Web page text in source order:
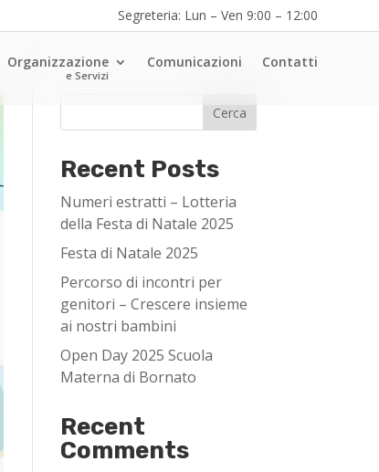
Segreteria: Lun – Ven 9:00 – 12:00
Organizzazione
e Servizi
Comunicazioni Contatti
Cerca
Recent Posts
Numeri estratti – Lotteria
della Festa di Natale 2025
Festa di Natale 2025
Percorso di incontri per
genitori – Crescere insieme
ai nostri bambini
Open Day 2025 Scuola
Materna di Bornato
Recent
Comments